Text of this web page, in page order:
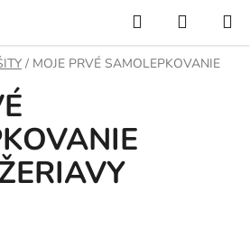
Hľadať
KOŠÍK
/ MOJE PRVÉ SAMOLEPKOVANIE